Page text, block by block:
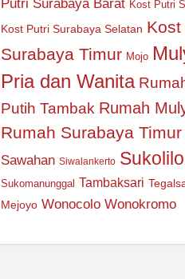
Kost Putri
Kost Putri Surabaya Selatan Kost
Surabaya Timur Mojo
Pria dan Wanita
Putih Tambak Rumah
Rumah Surabaya Timur
Sawahan Siwalankerto Sukolilo
Sukomanunggal Tambaksari
Mejoyo Wonocolo Wonokromo